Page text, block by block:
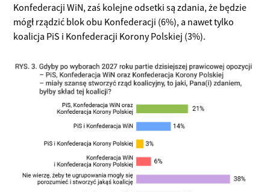
Konfederacji WiN, zaś kolejne odsetki są zdania, że będzie
mógł rządzić blok obu Konfederacji (6%), a nawet tylko
koalicja PiS i Konfederacji Korony Polskiej (3%).